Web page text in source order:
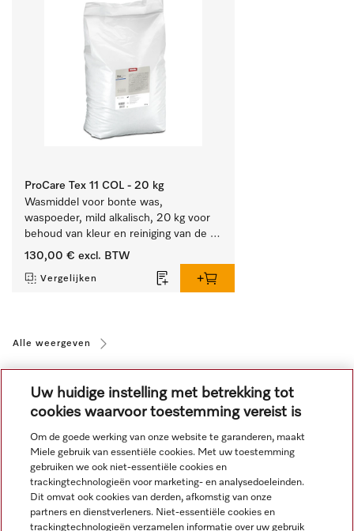
ProCare Tex 11 COL - 20 kg
Wasmiddel voor bonte was,
waspoeder, mild alkalisch, 20 kg voor
behoud van kleur en reiniging van de
bonte was.
130,00 € excl. BTW
Vergelijken
Alle weergeven
Navigatie
Service
Uw huidige instelling met betrekking tot
cookies waarvoor toestemming vereist is
Om de goede werking van onze website te garanderen, maakt
Miele gebruik van essentiële cookies. Met uw toestemming
gebruiken we ook niet-essentiële cookies en
trackingtechnologieën voor marketing- en analysedoeleinden.
Dit omvat ook cookies van derden, afkomstig van onze
partners en dienstverleners. Niet-essentiële cookies en
trackingtechnologieën verzamelen informatie over uw gebruik